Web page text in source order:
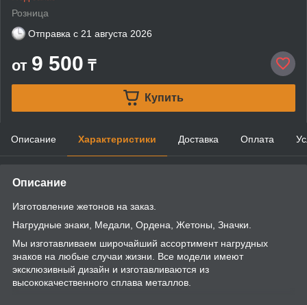
Розница
Отправка с 21 августа 2026
от 9 500 ₸
Купить
Описание Характеристики Доставка Оплата
Описание
Изготовление жетонов на заказ.
Нагрудные знаки, Медали, Ордена, Жетоны, Значки.
Мы изготавливаем широчайший ассортимент нагрудных
знаков на любые случаи жизни. Все модели имеют
эксклюзивный дизайн и изготавливаются из
высококачественного сплава металлов.